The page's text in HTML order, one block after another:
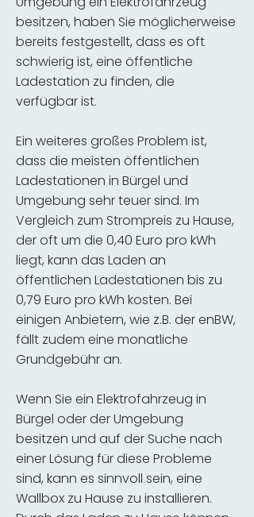
besitzen, haben Sie möglicherweise
bereits festgestellt, dass es oft
schwierig ist, eine öffentliche
Ladestation zu finden, die
verfügbar ist.
Ein weiteres großes Problem ist,
dass die meisten öffentlichen
Ladestationen in Bürgel und
Umgebung sehr teuer sind. Im
Vergleich zum Strompreis zu Hause,
der oft um die 0,40 Euro pro kWh
liegt, kann das Laden an
öffentlichen Ladestationen bis zu
0,79 Euro pro kWh kosten. Bei
einigen Anbietern, wie z.B. der enBW,
fällt zudem eine monatliche
Grundgebühr an.
Wenn Sie ein Elektrofahrzeug in
Bürgel oder der Umgebung
besitzen und auf der Suche nach
einer Lösung für diese Probleme
sind, kann es sinnvoll sein, eine
Wallbox zu Hause zu installieren.